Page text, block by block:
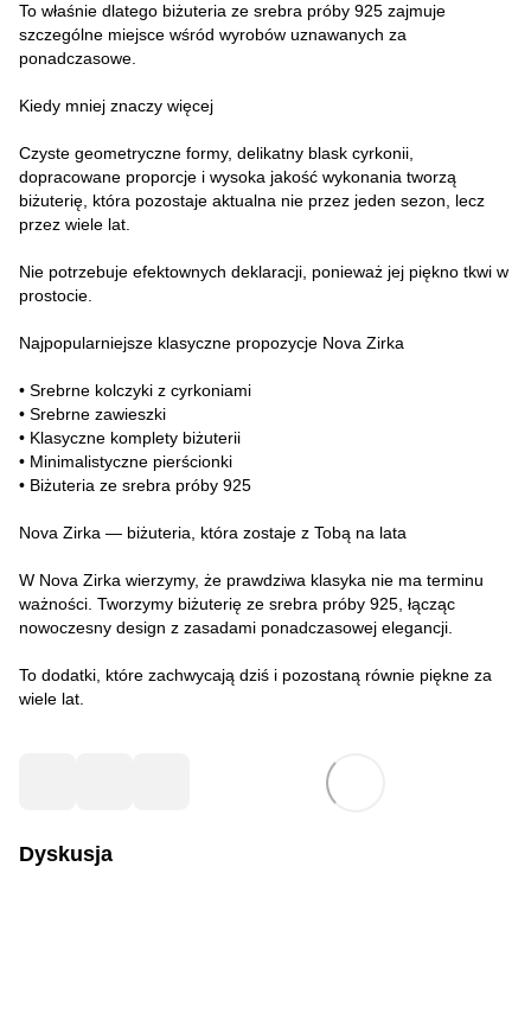
To właśnie dlatego biżuteria ze srebra próby 925 zajmuje
szczególne miejsce wśród wyrobów uznawanych za
ponadczasowe.
Kiedy mniej znaczy więcej
Czyste geometryczne formy, delikatny blask cyrkonii,
dopracowane proporcje i wysoka jakość wykonania tworzą
biżuterię, która pozostaje aktualna nie przez jeden sezon, lecz
przez wiele lat.
Nie potrzebuje efektownych deklaracji, ponieważ jej piękno tkwi w
prostocie.
Najpopularniejsze klasyczne propozycje Nova Zirka
• Srebrne kolczyki z cyrkoniami
• Srebrne zawieszki
• Klasyczne komplety biżuterii
• Minimalistyczne pierścionki
• Biżuteria ze srebra próby 925
Nova Zirka — biżuteria, która zostaje z Tobą na lata
W Nova Zirka wierzymy, że prawdziwa klasyka nie ma terminu
ważności. Tworzymy biżuterię ze srebra próby 925, łącząc
nowoczesny design z zasadami ponadczasowej elegancji.
To dodatki, które zachwycają dziś i pozostaną równie piękne za
wiele lat.
Dyskusja